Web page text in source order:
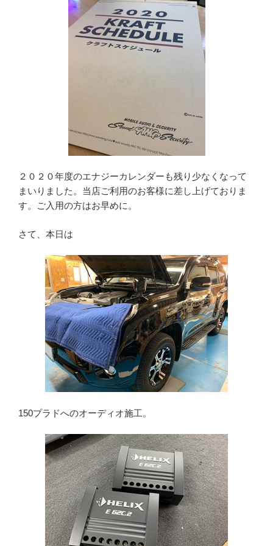
２０２０年度のエナジーカレンダーも残り少なくなって
まいりました。当店ご利用のお客様に差し上げておりま
す。ご入用の方はお早めに。
さて、本日は
150プラドへのオーディオ施工。